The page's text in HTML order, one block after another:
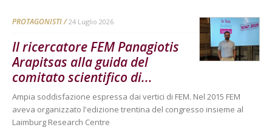
PROTAGONISTI 24 Luglio 2026
Il ricercatore FEM Panagiotis
Arapitsas alla guida del
comitato scientifico di...
Ampia soddisfazione espressa dai vertici di FEM. Nel 2015 FEM
aveva organizzato l'edizione trentina del congresso insieme al
Laimburg Research Centre